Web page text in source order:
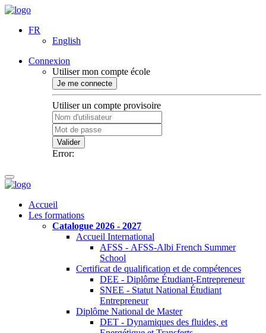
FR
English
Connexion
Utiliser mon compte école
Je me connecte
Utiliser un compte provisoire
Valider
Error:
Accueil
Les formations
Catalogue 2026 - 2027
Accueil International
AFSS - AFSS-Albi French Summer
School
Certificat de qualification et de compétences
DEE - Diplôme Étudiant-Entrepreneur
SNEE - Statut National Étudiant
Entrepreneur
Diplôme National de Master
DET - Dynamiques des fluides, et